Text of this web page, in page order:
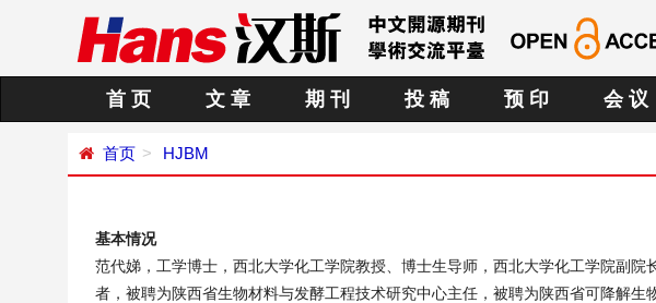
首 页 文 章 期 刊 投 稿 预 印 会 议
首页 HJBM
基本情况
范代娣，工学博士，西北大学化工学院教授、博士生导师，西北大学化工学院副
者，被聘为陕西省生物材料与发酵工程技术研究中心主任，被聘为陕西省可降解生